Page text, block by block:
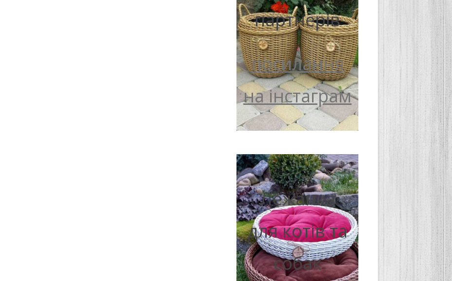
партнерів
посилання
на інстаграм
Лежанка
для котів та
собак